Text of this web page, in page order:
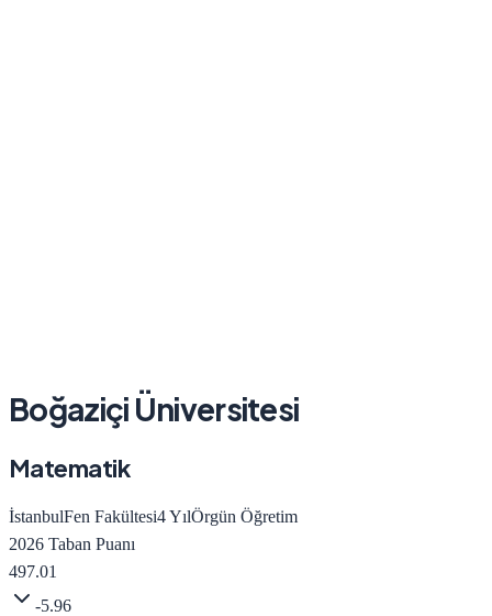
Boğaziçi Üniversitesi
Matematik
İstanbulFen Fakültesi4YılÖrgün Öğretim
2026 Taban Puanı
497.01
-5.96